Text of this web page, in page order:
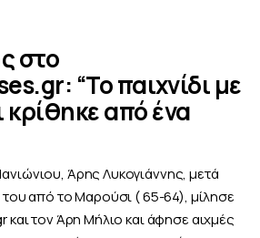
στο
“Το παιχνίδι με
από ένα
Άρης Λυκογιάννης, μετά
από το Μαρούσι ( 65-64), μίλησε
τον Άρη Μήλιο και άφησε αιχμές